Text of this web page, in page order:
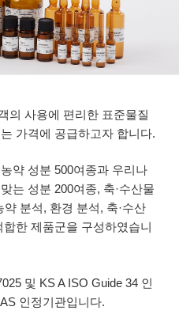
의 사용에 편리한 표준물질
가격에 공급하고자 합니다.
약 성분 500여종과 우리나
는 성분 200여종, 축·수산물
분석, 환경 분석, 축·수산
한 제품군을 구성하였습니
및 KS A ISO Guide 34 인
인정기관입니다.